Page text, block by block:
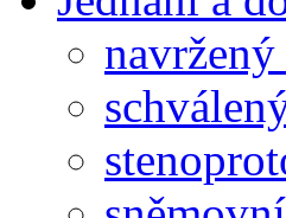
navržený